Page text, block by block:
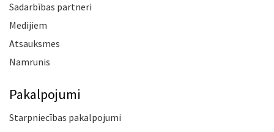
Sadarbības partneri
Medijiem
Atsauksmes
Namrunis
Pakalpojumi
Starpniecības pakalpojumi